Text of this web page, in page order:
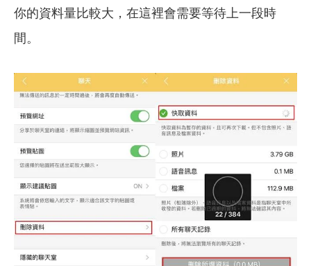
你的資料量比較大，在這裡會需要等待上一段時
間。